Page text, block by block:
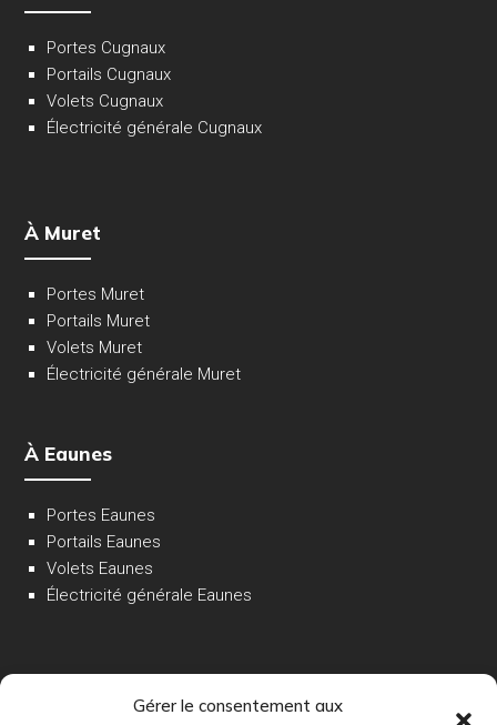
Gérer le consentement aux
Portes Cugnaux
Portails Cugnaux
Volets Cugnaux
Électricité générale Cugnaux
À Muret
Portes Muret
Portails Muret
Volets Muret
Électricité générale Muret
À Eaunes
Portes Eaunes
Portails Eaunes
Volets Eaunes
Électricité générale Eaunes